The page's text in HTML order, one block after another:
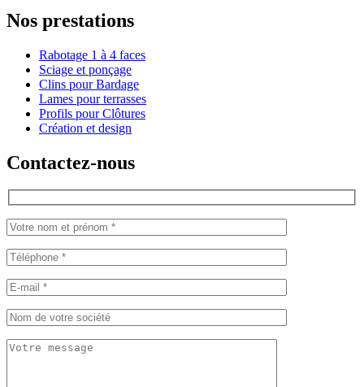
Nos prestations
Rabotage 1 à 4 faces
Sciage et ponçage
Clins pour Bardage
Lames pour terrasses
Profils pour Clôtures
Création et design
Contactez-nous